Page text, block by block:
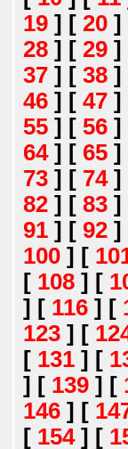
19 ] [ 20 ]
28 ] [ 29 ]
37 ] [ 38 ]
46 ] [ 47 ]
55 ] [ 56 ]
64] [ 65 ]
73 ] [ 74]
82 ] [ 83 ]
91 ] [ 92 ]
100 ] [
[ 108 ] [
] [ 116 ] [
123 ] [
[ 131 ] [
] [ 139 ] [
146 ] [
[ 154] [